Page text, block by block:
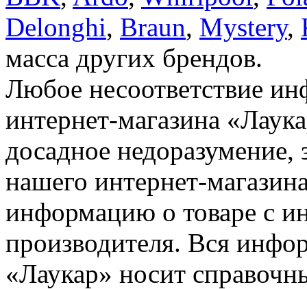
Delonghi, Braun, Mystery,
масса других брендов.
Любое несоответствие
интернет-магазина
досадное недоразумение,
нашего интернет-
информацию о товаре с
производителя. Вся
«Лаукар» носит